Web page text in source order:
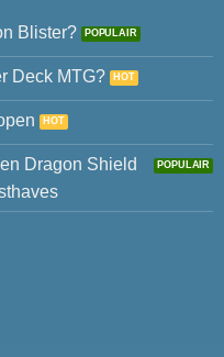
Blister?
Deck MTG?
Dragon Shield